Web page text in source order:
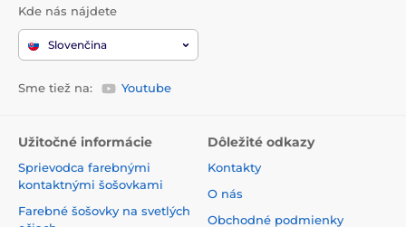
Kde nás nájdete
Slovenčina
Sme tiež na: Youtube
Užitočné informácie
Sprievodca farebnými
kontaktnými šošovkami
Farebné šošovky na svetlých
Dôležité odkazy
Kontakty
O nás
Obchodné podmienky